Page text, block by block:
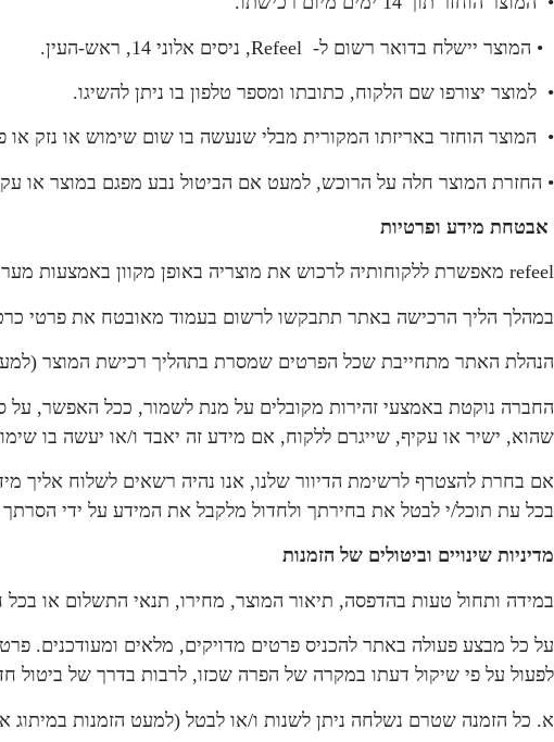
• המוצר יישלח בדואר רשום ל- Refeel, ניסים אלוני 14, ראש-העין.
• למוצר יצורפו שם הלקוח, כתובתו ומספר טלפון בו ניתן להשיגו.
• המוצר הוחזר באריזתו המקורית מבלי שנעשה בו שום שימוש או נזק או
• החזרת המוצר חלה על הרוכש, למעט אם הביטול נבע מפגם במוצר או
אבטחת מידע ופרטיות
refeel מאפשרת ללקוחותיה לרכוש את מוצריה באופן מקוון באמצעות מערכת סליקה אוטומטית. כל תעבורת המידע הרגיש מוצפנת בפרוטוקול SSL המגן על המידע.
במהלך הליך הרכישה באתר תתבקשו לרשום בעמוד מאובטח את פרטי
הנהלת האתר מתחייבת שכל הפרטים שמסרת בתהליך רכישת המוצר
החברה נוקטת באמצעי זהירות מקובלים על מנת לשמור, ככל האפשר, על
שהוא, ישיר או עקיף, שייגרם ללקוח, אם מידע זה יאבד ו/או יעשה בו
אם בחרת להצטרף לרשימת הדיוור שלנו, אנו נהיה רשאים לשלוח אליך
בכל עת תוכל/י לבטל את בחירתך ולחדול מלקבל את המידע על ידי
מדיניות שינויים וביטולים של הזמנות
במידה ותחול טעות בהדפסה, תיאור המוצר, מחירו, תנאי התשלום או
על כל מבצע פעולה באתר להכניס פרטים מדויקים, מלאים ומעודכנים.
לפעול על פי שיקול דעתו במקרה של הפרה שכזו, לרבות בדרך של ביטול
א. כל הזמנה שטרם נשלחה ניתן לשנות ו/או לבטל (למעט הזמנות במיתוג